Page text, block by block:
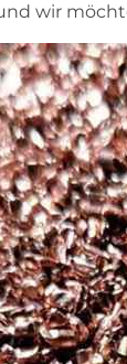
wir